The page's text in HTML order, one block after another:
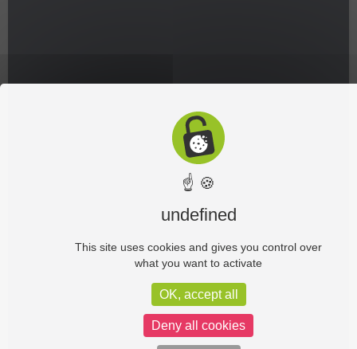
☝ 🍪
undefined
This site uses cookies and gives you control over
what you want to activate
OK, accept all
Deny all cookies